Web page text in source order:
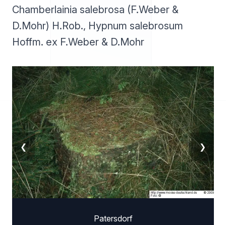
Chamberlainia salebrosa (F.Weber &
D.Mohr) H.Rob., Hypnum salebrosum
Hoffm. ex F.Weber & D.Mohr
Patersdorf
❮ ❯